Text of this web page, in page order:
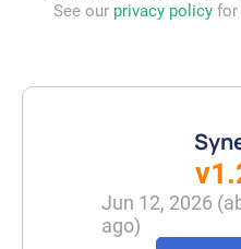
See our privacy policy for
Jun 12, 2026 (
ago)